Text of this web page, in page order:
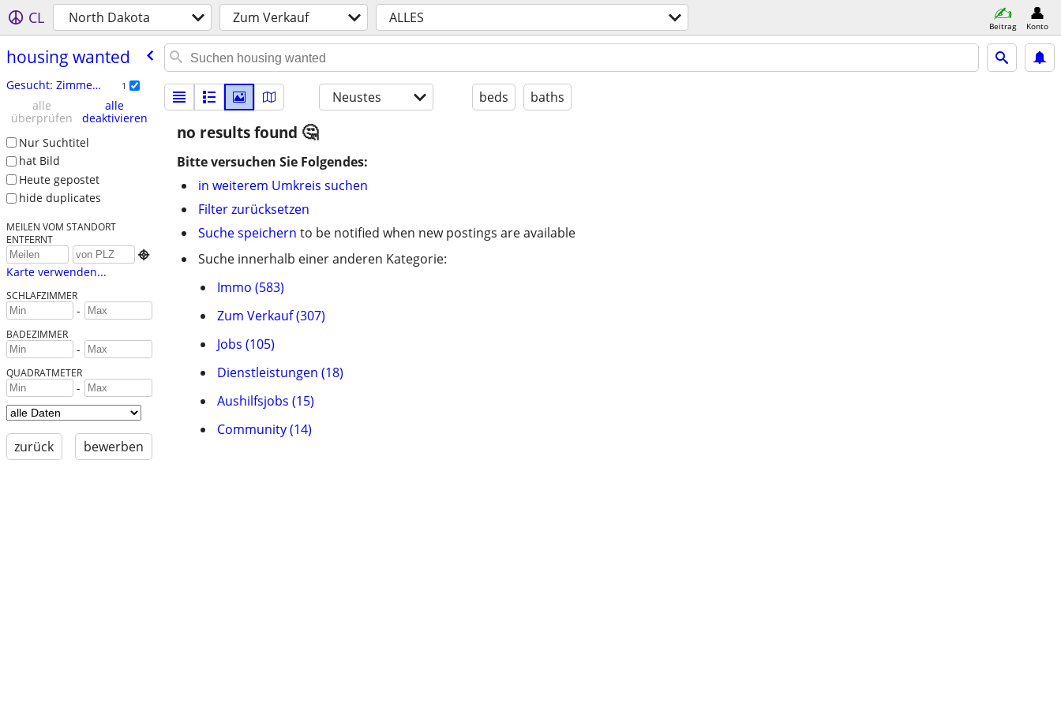
CL North Dakota Zum Verkauf ALLES Beitrag Konto
housing wanted
Gesucht: Zimmer / WG 1
alle
überprüfen
alle
deaktivieren
Nur Suchtitel
hat Bild
Heute gepostet
hide duplicates
MEILEN VOM STANDORT
ENTFERNT

Karte verwenden...
SCHLAFZIMMER
-
BADEZIMMER
-
QUADRATMETER
-
zurück bewerben
Neustes beds baths
no results found
Bitte versuchen Sie Folgendes:
in weiterem Umkreis suchen
Filter zurücksetzen
Suche speichern to be notified when new postings are available
Suche innerhalb einer anderen Kategorie:
Immo (583)
Zum Verkauf (307)
Jobs (105)
Dienstleistungen (18)
Aushilfsjobs (15)
Community (14)